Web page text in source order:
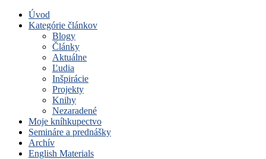
Úvod
Kategórie článkov
Blogy
Články
Aktuálne
Ľudia
Inšpirácie
Projekty
Knihy
Nezaradené
Moje kníhkupectvo
Semináre a prednášky
Archív
English Materials